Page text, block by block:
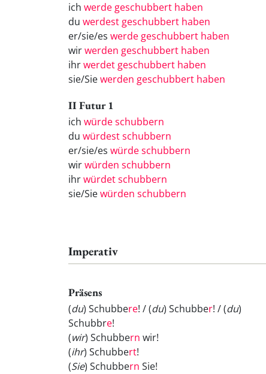
ich werde geschubbert haben
du werdest geschubbert haben
er/sie/es werde geschubbert haben
wirwerden geschubbert haben
ihrwerdet geschubbert haben
sie/Siewerden geschubbert haben
II Futur 1
ich würde schubbern
du würdest schubbern
er/sie/es würde schubbern
wirwürden schubbern
ihrwürdet schubbern
sie/Siewürden schubbern
Imperativ
Präsens
(du) Schubbere! / (du) Schubber! / (du)
Schubbre!
(wir) Schubbern wir!
(ihr) Schubbert!
(Sie) Schubbern Sie!